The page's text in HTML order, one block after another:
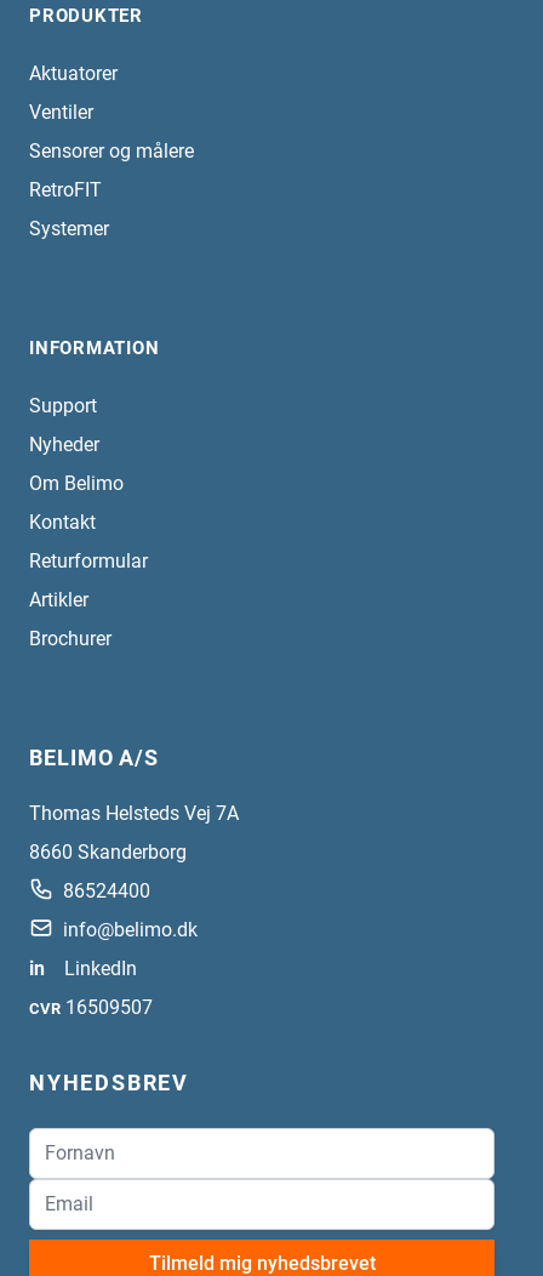
PRODUKTER
Aktuatorer
Ventiler
Sensorer og målere
RetroFIT
Systemer
INFORMATION
Support
Nyheder
Om Belimo
Kontakt
Returformular
Artikler
Brochurer
BELIMO A/S
Thomas Helsteds Vej 7A
8660 Skanderborg
86524400
info@belimo.dk
in
LinkedIn
CVR 16509507
NYHEDSBREV
Tilmeld mig nyhedsbrevet